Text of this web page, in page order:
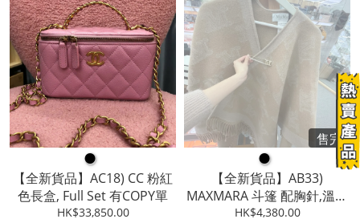
●
【全新貨品】AC18) CC 粉紅
色長盒, Full Set 有COPY單
HK$33,850.00
售完
●
【全新貨品】AB33)
MAXMARA 斗篷 配胸針,溫柔
奶茶色,滿滿經典LOGO 100%
HK$4,380.00